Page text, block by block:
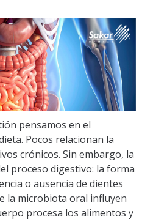
pensamos en el
Pocos relacionan la
crónicos. Sin embargo, la
proceso digestivo: la forma
o ausencia de dientes
la microbiota oral influyen
procesa los alimentos y